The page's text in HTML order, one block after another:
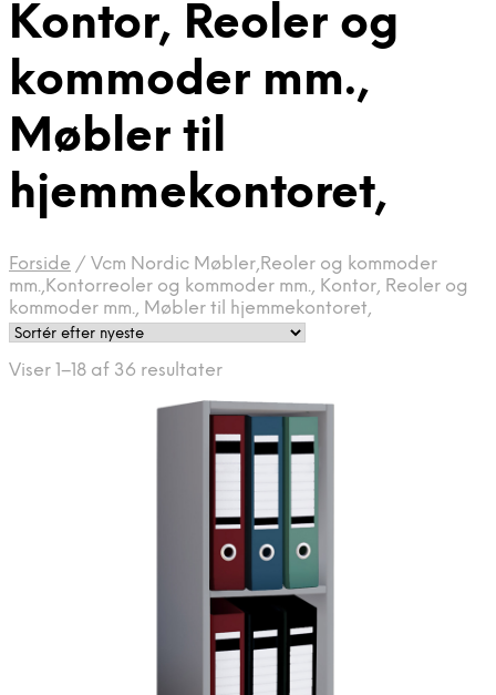
Kontor, Reoler og
kommoder mm.,
Møbler til
hjemmekontoret,
Forside / Vcm Nordic Møbler,Reoler og kommoder
mm.,Kontorreoler og kommoder mm., Kontor, Reoler og
kommoder mm., Møbler til hjemmekontoret,
Viser 1–18 af 36 resultaterSorteret
seneste